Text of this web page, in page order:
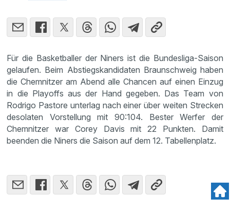
Für die Basketballer der Niners ist die Bundesliga-Saison
gelaufen. Beim Abstiegskandidaten Braunschweig haben
die Chemnitzer am Abend alle Chancen auf einen Einzug
in die Playoffs aus der Hand gegeben. Das Team von
Rodrigo Pastore unterlag nach einer über weiten Strecken
desolaten Vorstellung mit 90:104. Bester Werfer der
Chemnitzer war Corey Davis mit 22 Punkten. Damit
beenden die Niners die Saison auf dem 12. Tabellenplatz.